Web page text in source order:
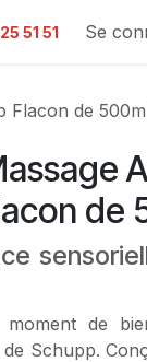
51 51 Se
Flacon de
de
moment de
de Schupp.